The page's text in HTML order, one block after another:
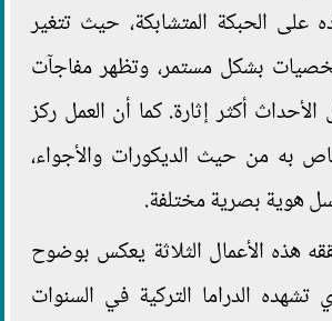
على الحبكة المتشابكة، حيث تتغير
بشكل مستمر، وتظهر مفاجآت
أكثر إثارة. كما أن العمل ركز
به من حيث الديكورات والأجواء،
هوية بصرية مختلفة.
هذه الأعمال الثلاثة يعكس بوضوح
تشهده الدراما التركية في السنوات